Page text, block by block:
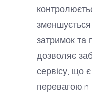
зменшується
затримок та
дозволяє
сервісу, що
перевагою.n